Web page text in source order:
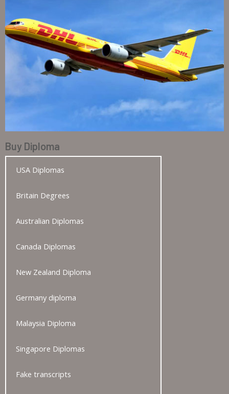
Buy Diploma
USA Diplomas
Britain Degrees
Australian Diplomas
Canada Diplomas
New Zealand Diploma
Germany diploma
Malaysia Diploma
Singapore Diplomas
Fake transcripts